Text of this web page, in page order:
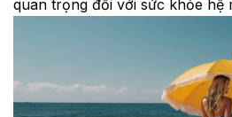
quan trọng đối với sức khỏe hệ